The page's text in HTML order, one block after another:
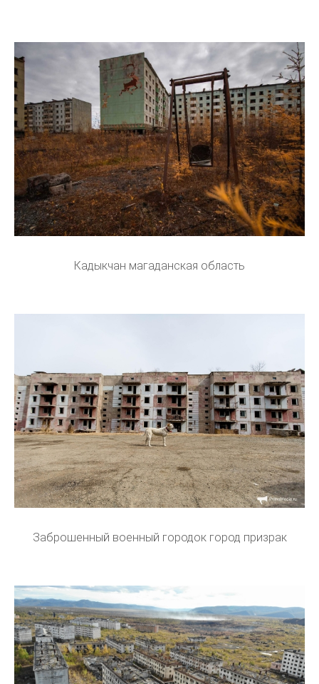
Кадыкчан магаданская область
Заброшенный военный городок город призрак